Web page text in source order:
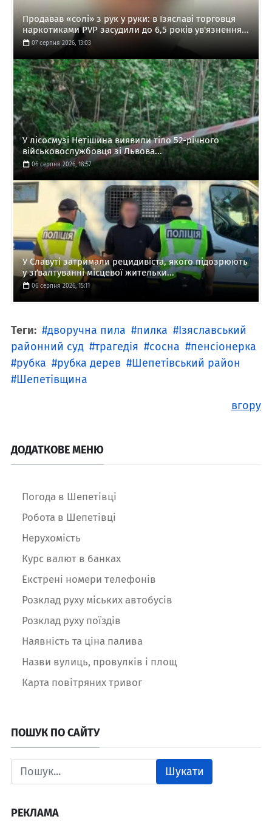
Продавав «солі» з рук у руки: в Ізяславі торговця
наркотиками PVP засудили до 6,5 років ув'язнення...
07 серпня 2026, 13:03
У лісосмузі Нетішина виявили тіло 52-річного
військовослужбовця зі Львова...
06 серпня 2026, 18:57
У Славуті затримали рецидивіста, якого підозрюють
у зґвалтуванні місцевої жительки...
06 серпня 2026, 15:11
Теги: дворучна пила пилка
Ізяславський
районний суд
трагедія сосна
пенсіонерка
рубка
рубка дерев
Шепетівський район
Шепетівщина
вгору
ДОДАТКОВЕ МЕНЮ
Погода в Шепетівці
Робота в Шепетівці
Нерухомість
Курс валют в банках
Екстрені номери телефонів
Розклад руху міських автобусів
Розклад руху поїздів
Наявність та ціна палива
Назви вулиць, провулків і площ
Карта повітряних тривог
ПОШУК ПО САЙТУ
Шукати
РЕКЛАМА